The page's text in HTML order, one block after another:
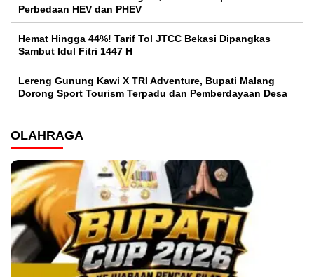
Perbedaan HEV dan PHEV
Hemat Hingga 44%! Tarif Tol JTCC Bekasi Dipangkas
Sambut Idul Fitri 1447 H
Lereng Gunung Kawi X TRI Adventure, Bupati Malang
Dorong Sport Tourism Terpadu dan Pemberdayaan Desa
OLAHRAGA